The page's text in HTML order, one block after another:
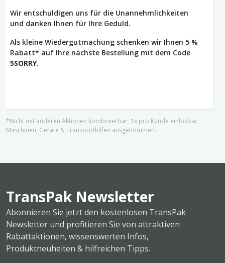
Wir entschuldigen uns für die Unannehmlichkeiten
und danken Ihnen für Ihre Geduld.
Als kleine Wiedergutmachung schenken wir Ihnen 5 %
Rabatt* auf Ihre nächste Bestellung mit dem Code
5SORRY.
*Nicht mit anderen Aktionen kombinierbar, 1x pro Kunde einlösbar,
Maschinen, Geräte & Transporthilfen ausgenommen.
TransPak Newsletter
Abonnieren Sie jetzt den kostenlosen TransPak
Newsletter und profitieren Sie von attraktiven
Rabattaktionen, wissenswerten Infos,
Produktneuheiten & hilfreichen Tipps.